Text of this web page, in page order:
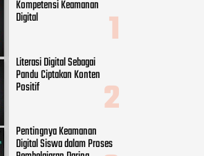
Kompetensi Keamanan
Digital
Literasi Digital Sebagai
Pandu Ciptakan Konten
Positif
Pentingnya Keamanan
Digital Siswa dalam Proses